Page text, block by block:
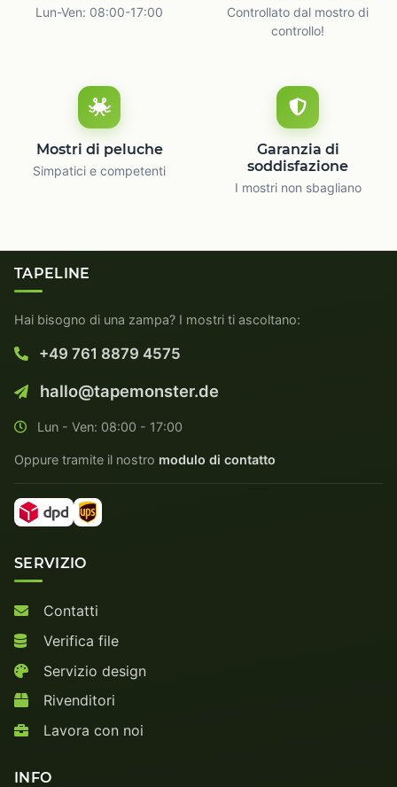
Lun-Ven: 08:00-17:00
Controllato dal mostro di
controllo!
Mostri di peluche
Simpatici e competenti
Garanzia di
soddisfazione
I mostri non sbagliano
TAPELINE
Hai bisogno di una zampa? I mostri ti ascoltano:
+49 761 8879 4575
hallo@tapemonster.de
Lun - Ven: 08:00 - 17:00
Oppure tramite il nostro modulo di contatto
SERVIZIO
Contatti
Verifica file
Servizio design
Rivenditori
Lavora con noi
INFO